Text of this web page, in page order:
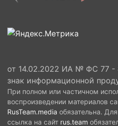
от 14.02.2022 ИА № ФС 77 -
знак информационной
При полном или частичном
воспроизведении материалов
RusTeam.media обязательна.
ссылка на сайт rus.team